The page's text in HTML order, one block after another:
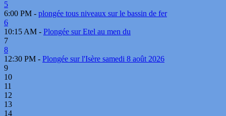
5
6:00 PM - plongée tous niveaux sur le bassin de fer
6
10:15 AM - Plongée sur Etel au men du
7
8
12:30 PM - Plongée sur l'Isère samedi 8 août 2026
9
10
11
12
13
14